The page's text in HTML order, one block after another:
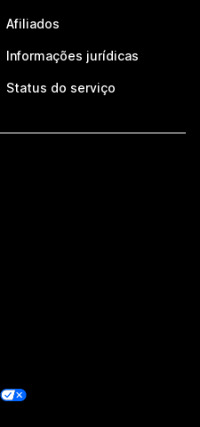
Afiliados
Informações jurídicas
Status do serviço